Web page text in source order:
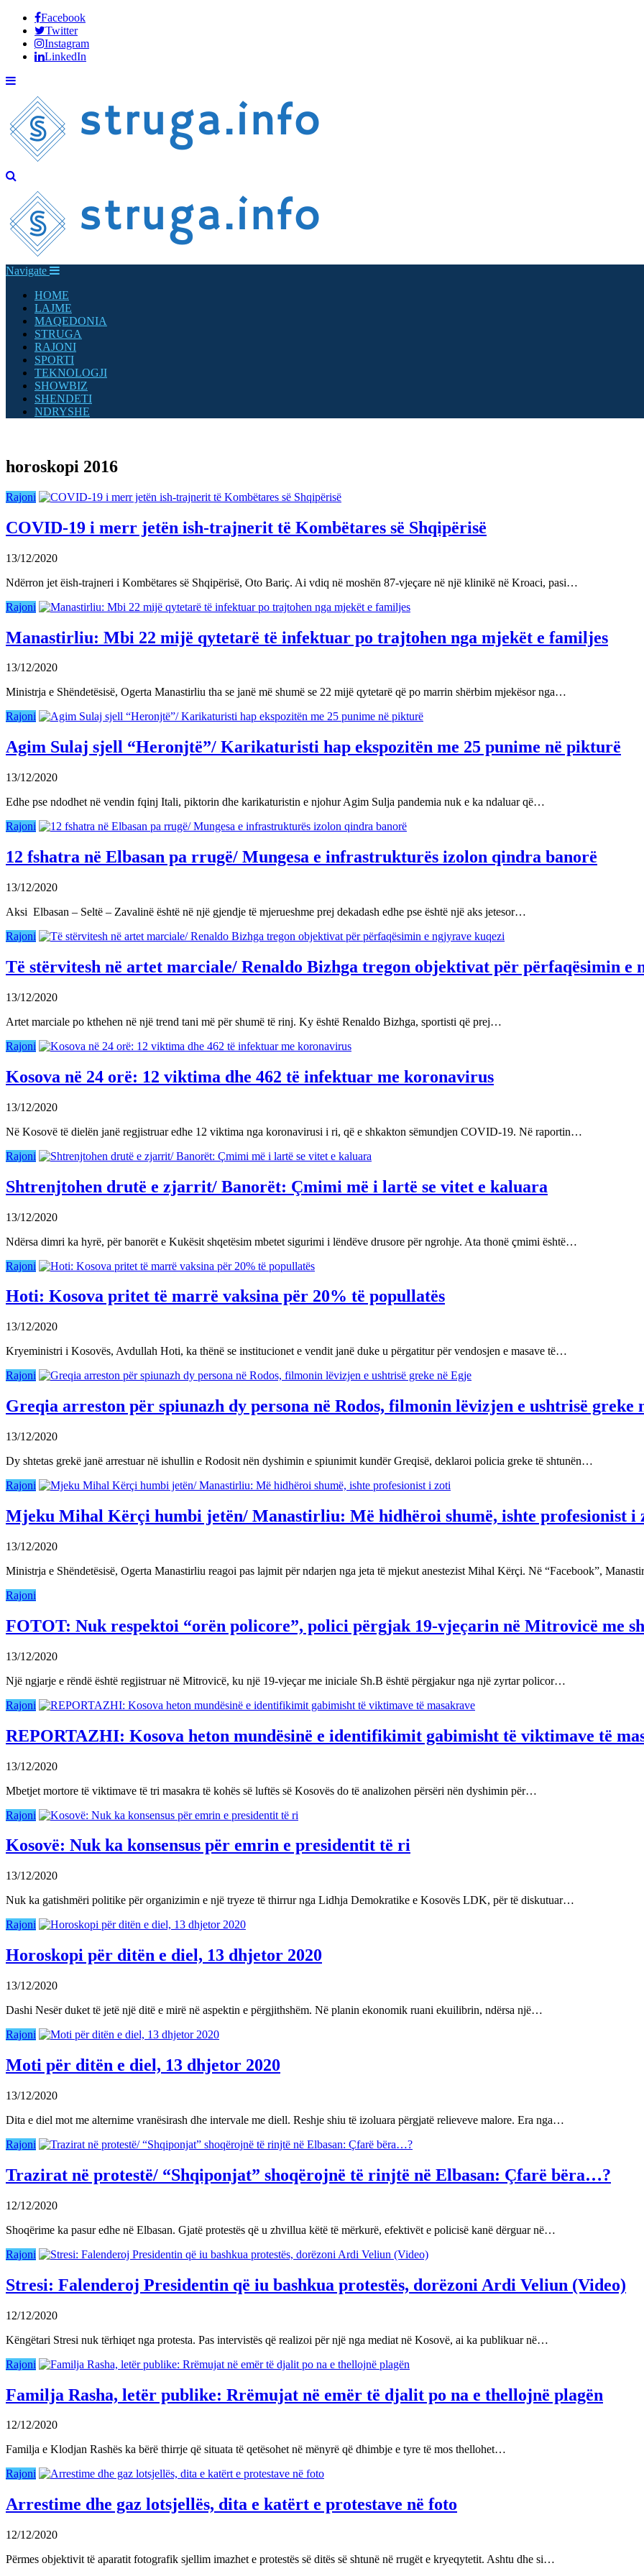
Facebook
Twitter
Instagram
LinkedIn
Navigate
HOME
LAJME
MAQEDONIA
STRUGA
RAJONI
SPORTI
TEKNOLOGJI
SHOWBIZ
SHENDETI
NDRYSHE
horoskopi 2016
Rajoni
COVID-19 i merr jetën ish-trajnerit të Kombëtares së Shqipërisë
13/12/2020
Ndërron jet ëish-trajneri i Kombëtares së Shqipërisë, Oto Bariç. Ai vdiq në moshën 87-vjeçare në një klinikë në Kroaci, pasi…
Rajoni
Manastirliu: Mbi 22 mijë qytetarë të infektuar po trajtohen nga mjekët e familjes
13/12/2020
Ministrja e Shëndetësisë, Ogerta Manastirliu tha se janë më shumë se 22 mijë qytetarë që po marrin shërbim mjekësor nga…
Rajoni
Agim Sulaj sjell “Heronjtë”/ Karikaturisti hap ekspozitën me 25 punime në pikturë
13/12/2020
Edhe pse ndodhet në vendin fqinj Itali, piktorin dhe karikaturistin e njohur Agim Sulja pandemia nuk e ka ndaluar që…
Rajoni
12 fshatra në Elbasan pa rrugë/ Mungesa e infrastrukturës izolon qindra banorë
13/12/2020
Aksi Elbasan – Seltë – Zavalinë është në një gjendje të mjerueshme prej dekadash edhe pse është një aks jetesor…
Rajoni
Të stërvitesh në artet marciale/ Renaldo Bizhga tregon objektivat për përfaqësimin e
13/12/2020
Artet marciale po kthehen në një trend tani më për shumë të rinj. Ky është Renaldo Bizhga, sportisti që prej…
Rajoni
Kosova në 24 orë: 12 viktima dhe 462 të infektuar me koronavirus
13/12/2020
Në Kosovë të dielën janë regjistruar edhe 12 viktima nga koronavirusi i ri, që e shkakton sëmundjen COVID-19. Në raportin…
Rajoni
Shtrenjtohen drutë e zjarrit/ Banorët: Çmimi më i lartë se vitet e kaluara
13/12/2020
Ndërsa dimri ka hyrë, për banorët e Kukësit shqetësim mbetet sigurimi i lëndëve drusore për ngrohje. Ata thonë çmimi është…
Rajoni
Hoti: Kosova pritet të marrë vaksina për 20% të popullatës
13/12/2020
Kryeministri i Kosovës, Avdullah Hoti, ka thënë se institucionet e vendit janë duke u përgatitur për vendosjen e masave të…
Rajoni
Greqia arreston për spiunazh dy persona në Rodos, filmonin lëvizjen e ushtrisë greke
13/12/2020
Dy shtetas grekë janë arrestuar në ishullin e Rodosit nën dyshimin e spiunimit kundër Greqisë, deklaroi policia greke të shtunën…
Rajoni
Mjeku Mihal Kërçi humbi jetën/ Manastirliu: Më hidhëroi shumë, ishte profesionist i
13/12/2020
Ministrja e Shëndetësisë, Ogerta Manastirliu reagoi pas lajmit për ndarjen nga jeta të mjekut anestezist Mihal Kërçi. Në “Facebook”,
Rajoni
FOTOT: Nuk respektoi “orën policore”, polici përgjak 19-vjeçarin në Mitrovicë me
13/12/2020
Një ngjarje e rëndë është regjistruar në Mitrovicë, ku një 19-vjeçar me iniciale Sh.B është përgjakur nga një zyrtar policor…
Rajoni
REPORTAZHI: Kosova heton mundësinë e identifikimit gabimisht të viktimave të
13/12/2020
Mbetjet mortore të viktimave të tri masakra të kohës së luftës së Kosovës do të analizohen përsëri nën dyshimin për…
Rajoni
Kosovë: Nuk ka konsensus për emrin e presidentit të ri
13/12/2020
Nuk ka gatishmëri politike për organizimin e një tryeze të thirrur nga Lidhja Demokratike e Kosovës LDK, për të diskutuar…
Rajoni
Horoskopi për ditën e diel, 13 dhjetor 2020
13/12/2020
Dashi Nesër duket të jetë një ditë e mirë në aspektin e përgjithshëm. Në planin ekonomik ruani ekuilibrin, ndërsa një…
Rajoni
Moti për ditën e diel, 13 dhjetor 2020
13/12/2020
Dita e diel mot me alternime vranësirash dhe intervale me diell. Reshje shiu të izoluara përgjatë relieveve malore. Era nga…
Rajoni
Trazirat në protestë/ “Shqiponjat” shoqërojnë të rinjtë në Elbasan: Çfarë bëra…?
12/12/2020
Shoqërime ka pasur edhe në Elbasan. Gjatë protestës që u zhvillua këtë të mërkurë, efektivët e policisë kanë dërguar në…
Rajoni
Stresi: Falenderoj Presidentin që iu bashkua protestës, dorëzoni Ardi Veliun (Video)
12/12/2020
Këngëtari Stresi nuk tërhiqet nga protesta. Pas intervistës që realizoi për një nga mediat në Kosovë, ai ka publikuar në…
Rajoni
Familja Rasha, letër publike: Rrëmujat në emër të djalit po na e thellojnë plagën
12/12/2020
Familja e Klodjan Rashës ka bërë thirrje që situata të qetësohet në mënyrë që dhimbje e tyre të mos thellohet…
Rajoni
Arrestime dhe gaz lotsjellës, dita e katërt e protestave në foto
12/12/2020
Përmes objektivit të aparatit fotografik sjellim imazhet e protestës së ditës së shtunë në rrugët e kryeqytetit. Ashtu dhe si…